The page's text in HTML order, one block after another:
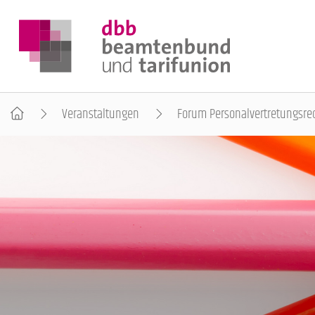
BEAMTINNEN & BEAMTE
ARBEITNEHMENDE
Veranstaltungen Forum